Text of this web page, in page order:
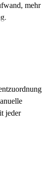
mehr
jeder